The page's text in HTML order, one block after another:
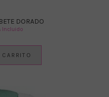
DORADO
Incluido